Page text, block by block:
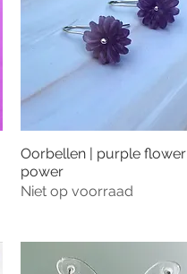
Snel overzicht
Oorbellen | purple flower
power
Niet op voorraad